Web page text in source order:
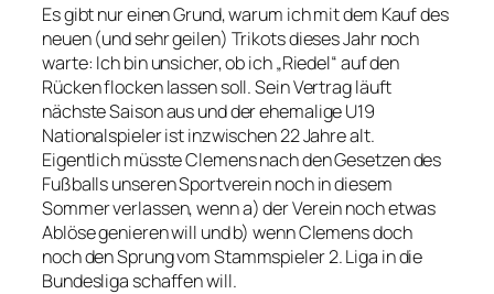
Es gibt nur einen Grund, warum ich mit dem Kauf des
neuen (und sehr geilen) Trikots dieses Jahr noch
warte: Ich bin unsicher, ob ich „Riedel“ auf den
Rücken flocken lassen soll. Sein Vertrag läuft
nächste Saison aus und der ehemalige U19
Nationalspieler ist inzwischen 22 Jahre alt.
Eigentlich müsste Clemens nach den Gesetzen des
Fußballs unseren Sportverein noch in diesem
Sommer verlassen, wenn a) der Verein noch etwas
Ablöse genieren will und b) wenn Clemens doch
noch den Sprung vom Stammspieler 2. Liga in die
Bundesliga schaffen will.